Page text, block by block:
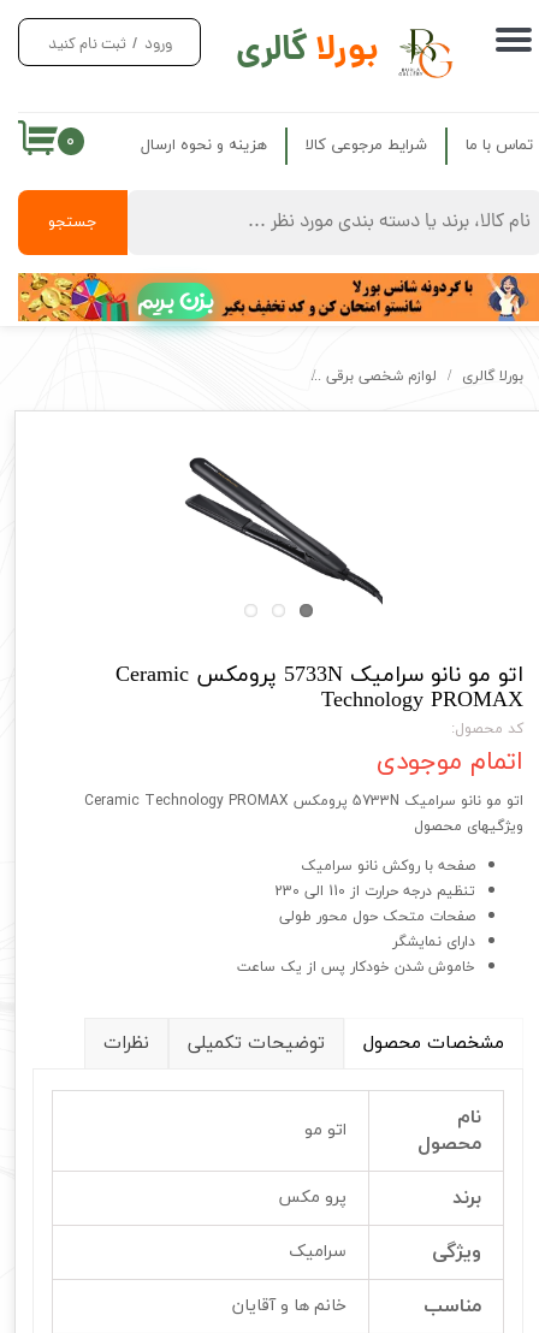
بورلاگالری
جستجو
ورود / ثبت نام کنید
حساب کاربری من
سفارشات
خروج از حساب کاربری
۰ تماس با ما شرایط مرجوعی کالا هزینه و نحوه ارسال
بزن بریم
بورلا گالری لوازم شخصی برقی
اتو مو نانو سرامیک 5733N پرومکس Ceramic
Technology PROMAX
کد محصول:
اتمام موجودی
اتو مو نانو سرامیک 5733N پرومکس Ceramic Technology PROMAX
ویژگیهای محصول
صفحه با روکش نانو سرامیک
تنظیم درجه حرارت از 110 الی 230
صفحات متحک حول محور طولی
دارای نمایشگر
خاموش شدن خودکار پس از یک ساعت
مشخصات محصول توضیحات تکمیلی نظرات
نام
محصول
اتو مو
برند پرو مکس
ویژگی سرامیک
مناسب خانم ها و آقایان